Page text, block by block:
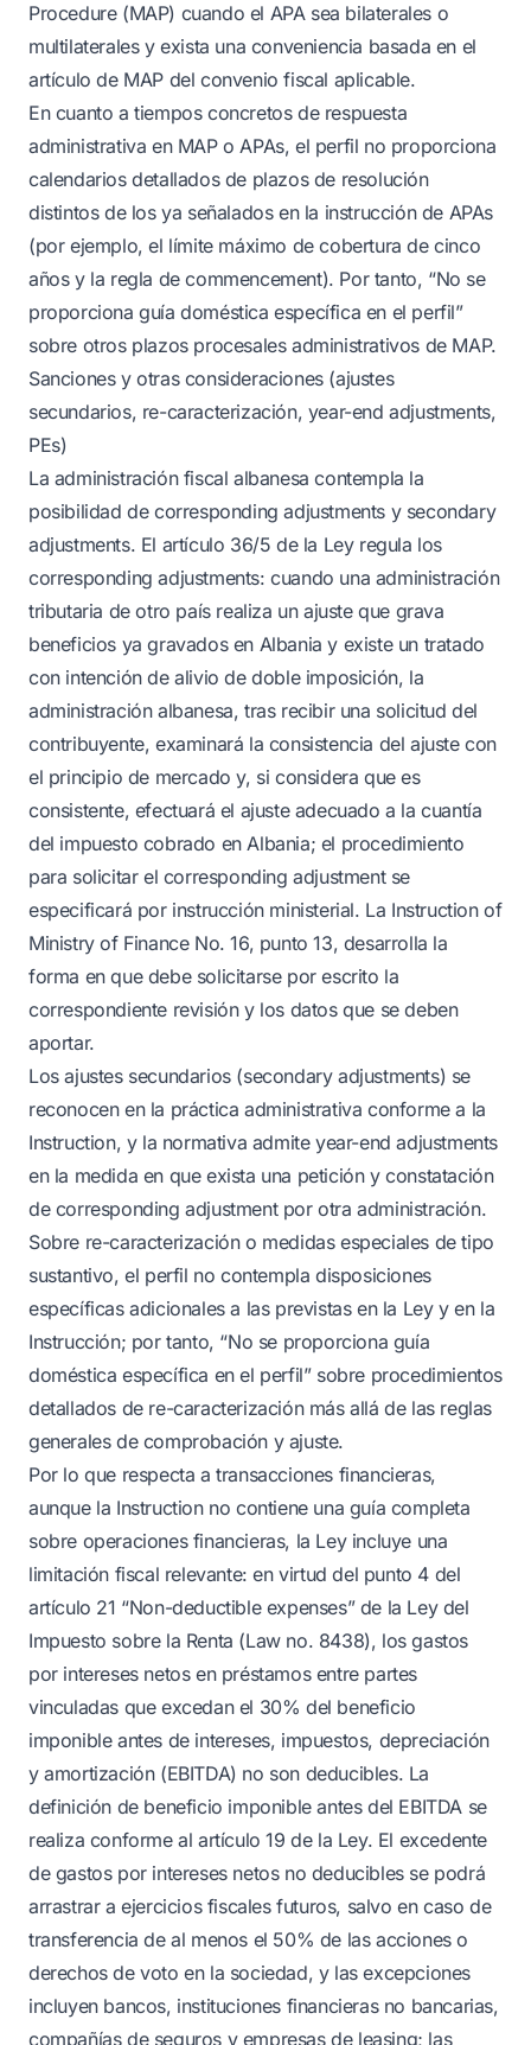
Procedure (MAP) cuando el APA sea bilaterales o
multilaterales y exista una conveniencia basada en el
artículo de MAP del convenio fiscal aplicable.
En cuanto a tiempos concretos de respuesta
administrativa en MAP o APAs, el perfil no proporciona
calendarios detallados de plazos de resolución
distintos de los ya señalados en la instrucción de APAs
(por ejemplo, el límite máximo de cobertura de cinco
años y la regla de commencement). Por tanto, “No se
proporciona guía doméstica específica en el perfil”
sobre otros plazos procesales administrativos de MAP.
Sanciones y otras consideraciones (ajustes
secundarios, re-caracterización, year-end adjustments,
PEs)
La administración fiscal albanesa contempla la
posibilidad de corresponding adjustments y secondary
adjustments. El artículo 36/5 de la Ley regula los
corresponding adjustments: cuando una administración
tributaria de otro país realiza un ajuste que grava
beneficios ya gravados en Albania y existe un tratado
con intención de alivio de doble imposición, la
administración albanesa, tras recibir una solicitud del
contribuyente, examinará la consistencia del ajuste con
el principio de mercado y, si considera que es
consistente, efectuará el ajuste adecuado a la cuantía
del impuesto cobrado en Albania; el procedimiento
para solicitar el corresponding adjustment se
especificará por instrucción ministerial. La Instruction of
Ministry of Finance No. 16, punto 13, desarrolla la
forma en que debe solicitarse por escrito la
correspondiente revisión y los datos que se deben
aportar.
Los ajustes secundarios (secondary adjustments) se
reconocen en la práctica administrativa conforme a la
Instruction, y la normativa admite year-end adjustments
en la medida en que exista una petición y constatación
de corresponding adjustment por otra administración.
Sobre re-caracterización o medidas especiales de tipo
sustantivo, el perfil no contempla disposiciones
específicas adicionales a las previstas en la Ley y en la
Instrucción; por tanto, “No se proporciona guía
doméstica específica en el perfil” sobre procedimientos
detallados de re-caracterización más allá de las reglas
generales de comprobación y ajuste.
Por lo que respecta a transacciones financieras,
aunque la Instruction no contiene una guía completa
sobre operaciones financieras, la Ley incluye una
limitación fiscal relevante: en virtud del punto 4 del
artículo 21 “Non-deductible expenses” de la Ley del
Impuesto sobre la Renta (Law no. 8438), los gastos
por intereses netos en préstamos entre partes
vinculadas que excedan el 30% del beneficio
imponible antes de intereses, impuestos, depreciación
y amortización (EBITDA) no son deducibles. La
definición de beneficio imponible antes del EBITDA se
realiza conforme al artículo 19 de la Ley. El excedente
de gastos por intereses netos no deducibles se podrá
arrastrar a ejercicios fiscales futuros, salvo en caso de
transferencia de al menos el 50% de las acciones o
derechos de voto en la sociedad, y las excepciones
incluyen bancos, instituciones financieras no bancarias,
compañías de seguros y empresas de leasing; las